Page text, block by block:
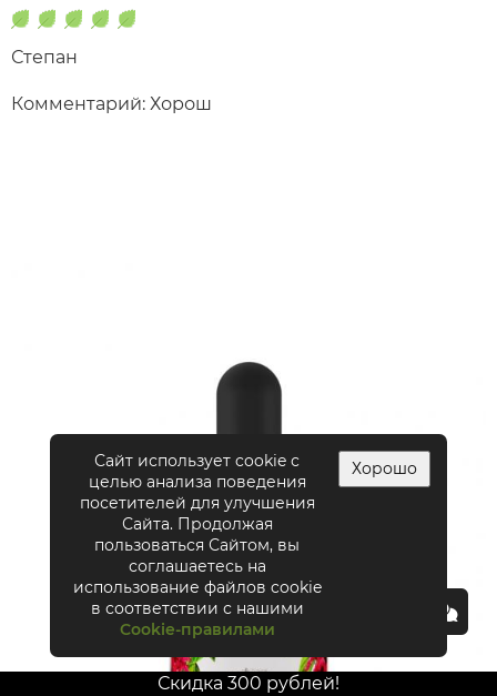
Степан
Комментарий: Хорош
Сайт использует cookie с
целью анализа поведения
посетителей для улучшения
Сайта. Продолжая
пользоваться Сайтом, вы
соглашаетесь на
использование файлов cookie
в соответствии с нашими
Cookie-правилами
Хорошо
Скидка 300 рублей!